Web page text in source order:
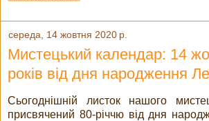
середа, 14 жовтня 2020 р.
Мистецький календар: 14
років від дня народження
Сьогоднішній листок нашого
присвячений 80-річчю від дня